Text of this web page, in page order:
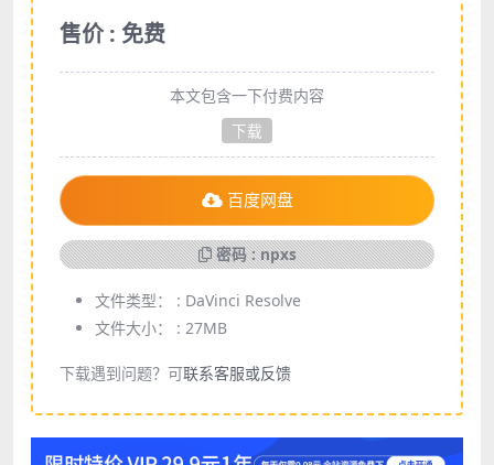
售价 : 免费
本文包含一下付费内容
下载
百度网盘
密码 : npxs
文件类型： : DaVinci Resolve
文件大小： : 27MB
下载遇到问题？可联系客服或反馈